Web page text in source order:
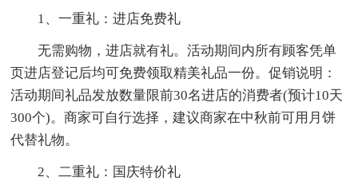
1、一重礼：进店免费礼
无需购物，进店就有礼。活动期间内所有顾客凭单
页进店登记后均可免费领取精美礼品一份。促销说明：
活动期间礼品发放数量限前30名进店的消费者(预计10天
300个)。商家可自行选择，建议商家在中秋前可用月饼
代替礼物。
2、二重礼：国庆特价礼